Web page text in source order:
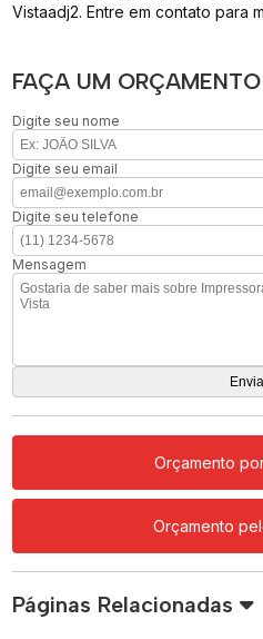
Vistaadj2. Entre em contato para
FAÇA UM ORÇAMENTO
Digite seu nome
Digite seu email
Digite seu telefone
Mensagem
Orçamento
Orçamento
Páginas Relacionadas